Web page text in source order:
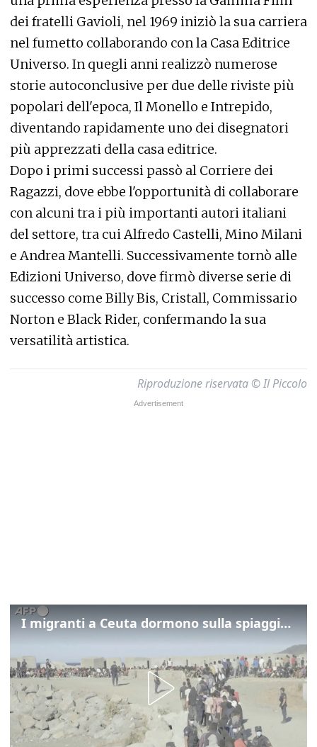
dei fratelli Gavioli, nel 1969 iniziò la sua carriera
nel fumetto collaborando con la Casa Editrice
Universo. In quegli anni realizzò numerose
storie autoconclusive per due delle riviste più
popolari dell'epoca, Il Monello e Intrepido,
diventando rapidamente uno dei disegnatori
più apprezzati della casa editrice.
Dopo i primi successi passò al Corriere dei
Ragazzi, dove ebbe l'opportunità di collaborare
con alcuni tra i più importanti autori italiani
del settore, tra cui Alfredo Castelli, Mino Milani
e Andrea Mantelli. Successivamente tornò alle
Edizioni Universo, dove firmò diverse serie di
successo come Billy Bis, Cristall, Commissario
Norton e Black Rider, confermando la sua
versatilità artistica.
Riproduzione riservata © Il Piccolo
I migranti a Ceuta dormono sulla spiaggia: "Vogliamo entrare in Europa"